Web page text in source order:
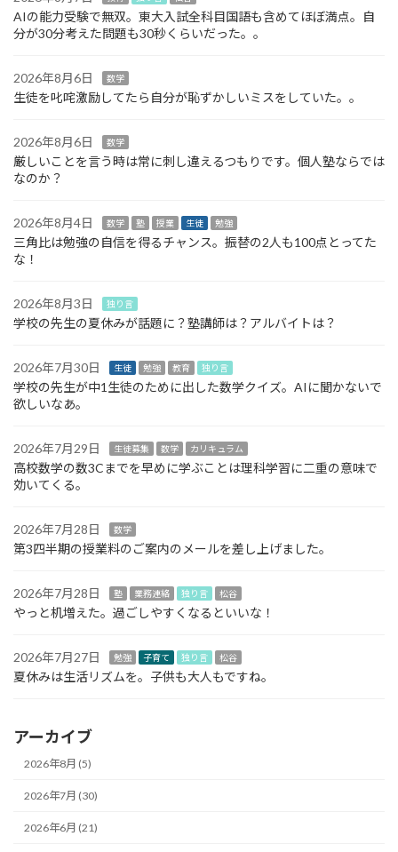
AIの能力受験で無双。東大入試全科目国語も含めてほぼ満点。自
分が30分考えた問題も30秒くらいだった。。
2026年8月6日 数学
生徒を叱咤激励してたら自分が恥ずかしいミスをしていた。。
2026年8月6日 数学
厳しいことを言う時は常に刺し違えるつもりです。個人塾ならでは
なのか？
2026年8月4日 数学 塾 授業 生徒 勉強
三角比は勉強の自信を得るチャンス。振替の2人も100点とってた
な！
2026年8月3日 独り言
学校の先生の夏休みが話題に？塾講師は？アルバイトは？
2026年7月30日 生徒 勉強 教育 独り言
学校の先生が中1生徒のために出した数学クイズ。AIに聞かないで
欲しいなあ。
2026年7月29日 生徒募集 数学 カリキュラム
高校数学の数3Cまでを早めに学ぶことは理科学習に二重の意味で
効いてくる。
2026年7月28日 数学
第3四半期の授業料のご案内のメールを差し上げました。
2026年7月28日 塾 業務連絡 独り言 松谷
やっと机増えた。過ごしやすくなるといいな！
2026年7月27日 勉強 子育て 独り言 松谷
夏休みは生活リズムを。子供も大人もですね。
アーカイブ
2026年8月 (5)
2026年7月 (30)
2026年6月 (21)